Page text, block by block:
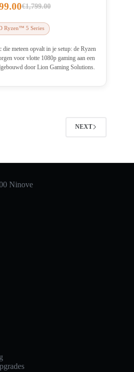
€1,799.00
Oorspronkelijke
prijs
was:
€1,799.00.
Huidige
prijs
is:
€1,699.00.
Ryzen™ 5 Series
meteen opvalt in je setup: de Ryzen
voor vlotte 1080p gaming aan een
door Lion Gaming Solutions.
NEXT
Ninove